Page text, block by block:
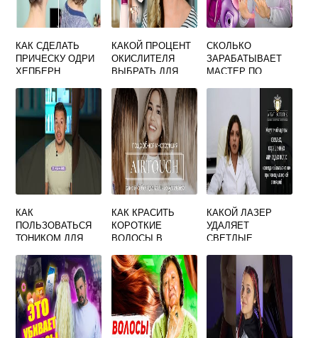
КАК СДЕЛАТЬ
ПРИЧЕСКУ ОДРИ
ХЕПБЕРН
КАКОЙ ПРОЦЕНТ
ОКИСЛИТЕЛЯ
ВЫБРАТЬ ДЛЯ
ТЕМНЫХ ВОЛОС
СКОЛЬКО
ЗАРАБАТЫВАЕТ
МАСТЕР ПО
ВОЛОС В МОСКВЕ
КАК
ПОЛЬЗОВАТЬСЯ
ТОНИКОМ ДЛЯ
ДОМАШНИХ
УСЛОВИЯХ НА
ОСВЕТЛЕННЫЕ
ВОЛОСЫ
КАК КРАСИТЬ
КОРОТКИЕ
ВОЛОСЫ В
УСЛОВИЯХ
ВИДЕО
КАКОЙ ЛАЗЕР
УДАЛЯЕТ
СВЕТЛЫЕ